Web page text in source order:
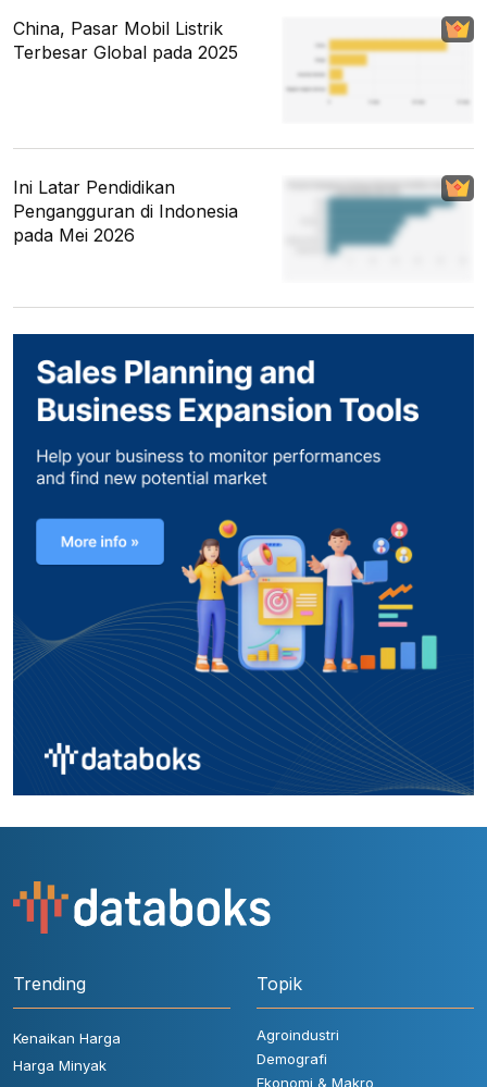
China, Pasar Mobil Listrik
Terbesar Global pada 2025
Ini Latar Pendidikan
Pengangguran di Indonesia
pada Mei 2026
Trending
Kenaikan Harga
Harga Minyak
Topik
Agroindustri
Demografi
Ekonomi & Makro